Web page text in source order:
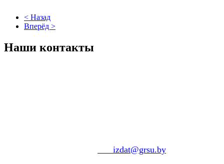
< Назад
Вперёд >
Наши контакты
_izdat@grsu.by